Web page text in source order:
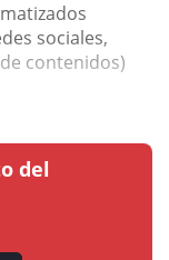
sociales,
contenidos)
del